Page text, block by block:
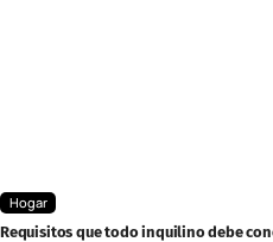
Hogar
Requisitos que todo inquilino debe